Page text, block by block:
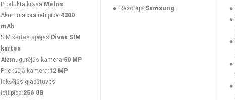
Produkta krāsa: Melns
Akumulatora ietilpība:4300
mAh
SIM kartes spējas: Divas SIM
kartes
Aizmugurējās kamera:50 MP
Priekšējā kamera:12 MP
Iekšējās glabātuves
ietilpība:256 GB
Ražotājs:Samsung